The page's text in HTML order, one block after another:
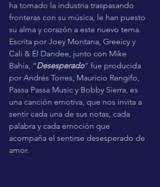
ha tomado la industria traspasando
fronteras con su música, le han puesto
su alma y corazón a este nuevo tema.
Escrita por Joey Montana, Greeicy y
Cali & El Dandee, junto con Mike
Bahía, “Desesperado” fue producida
por Andrés Torres, Mauricio Rengifo,
Passa Passa Music y Bobby Sierra, es
una canción emotiva, que nos invita a
sentir cada una de sus notas, cada
palabra y cada emoción que
acompaña el sentirse desesperado de
amor.